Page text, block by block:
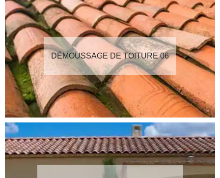
DÉMOUSSAGE DE TOITURE 06